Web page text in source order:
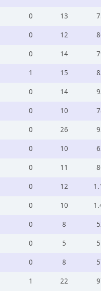
0 13
0 12
0 14
1 15
0 14
0 10
0 26
0 10
0 11
0 12
0 10
0 8
0 5
0 8
1 22